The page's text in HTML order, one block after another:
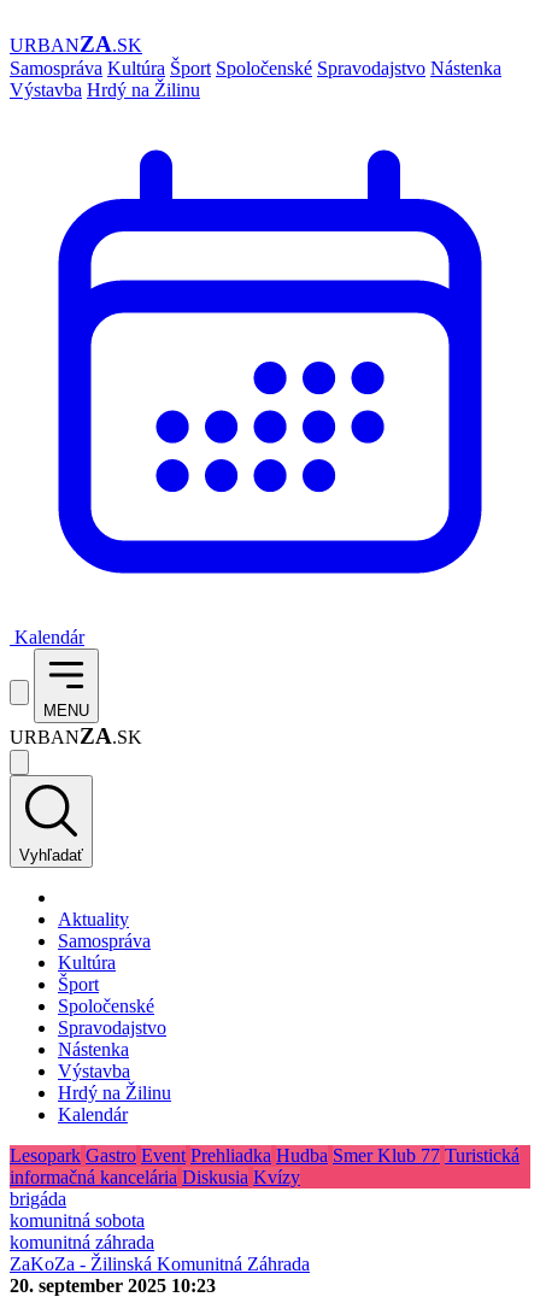
URBANZA.SK
Samospráva Kultúra Šport Spoločenské Spravodajstvo Nástenka
Výstavba Hrdý na Žilinu
Kalendár
MENU
URBANZA.SK
Vyhľadať
Aktuality
Samospráva
Kultúra
Šport
Spoločenské
Spravodajstvo
Nástenka
Výstavba
Hrdý na Žilinu
Kalendár
Lesopark Gastro Event Prehliadka Hudba Smer Klub 77 Turistická
informačná kancelária Diskusia Kvízy
brigáda
komunitná sobota
komunitná záhrada
ZaKoZa - Žilinská Komunitná Záhrada
20. september 2025 10:23